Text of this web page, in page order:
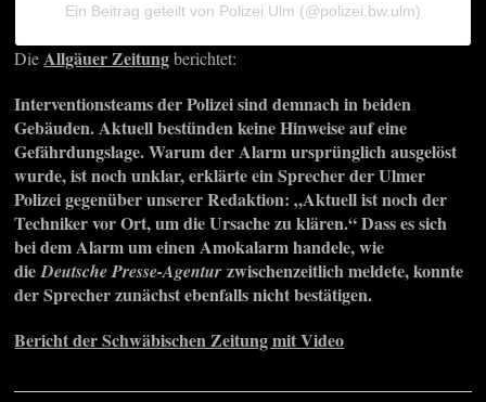
Ein Beitrag geteilt von Polizei Ulm (@polizei.bw.ulm)
Die Allgäuer Zeitungberichtet:
Interventionsteams der Polizei sind demnach in beiden
Gebäuden. Aktuell bestünden keine Hinweise auf eine
Gefährdungslage. Warum der Alarm ursprünglich ausgelöst
wurde, ist noch unklar, erklärte ein Sprecher der Ulmer
Polizei gegenüber unserer Redaktion: „Aktuell ist noch der
Techniker vor Ort, um die Ursache zu klären.“ Dass es sich
bei dem Alarm um einen Amokalarm handele, wie
dieDeutsche Presse-Agentur zwischenzeitlich meldete, konnte
der Sprecher zunächst ebenfalls nicht bestätigen.
Bericht der Schwäbischen Zeitung mit Video